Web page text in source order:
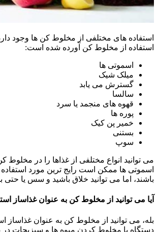
استفاده از مخلوط کن آورده شده است:
اسموتی ها
میلک شیک
گسترش می یابد
سالسا
قهوه های منجمد یا سرد
پوره ها
خمیر پن کیک
بستنی
سوپ
می توانید انواع مختلفی از غذاها را در مخلوط کن
اسموتی ها ممکن است رایج ترین مورد
باشند، اما می توانید خلاق باشید و سس یا
آیا می توانید از مخلوط کن به عنوان غذاساز
بله، می توانید از مخلوط کن به عنوان غذاساز
دستگاه با مخلوط کردن میوه ها و سبزیجات در